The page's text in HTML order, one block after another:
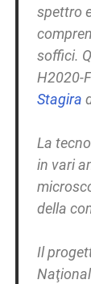
spettro
soffici.
H2020-
Stagira
La
in vari
della
Il